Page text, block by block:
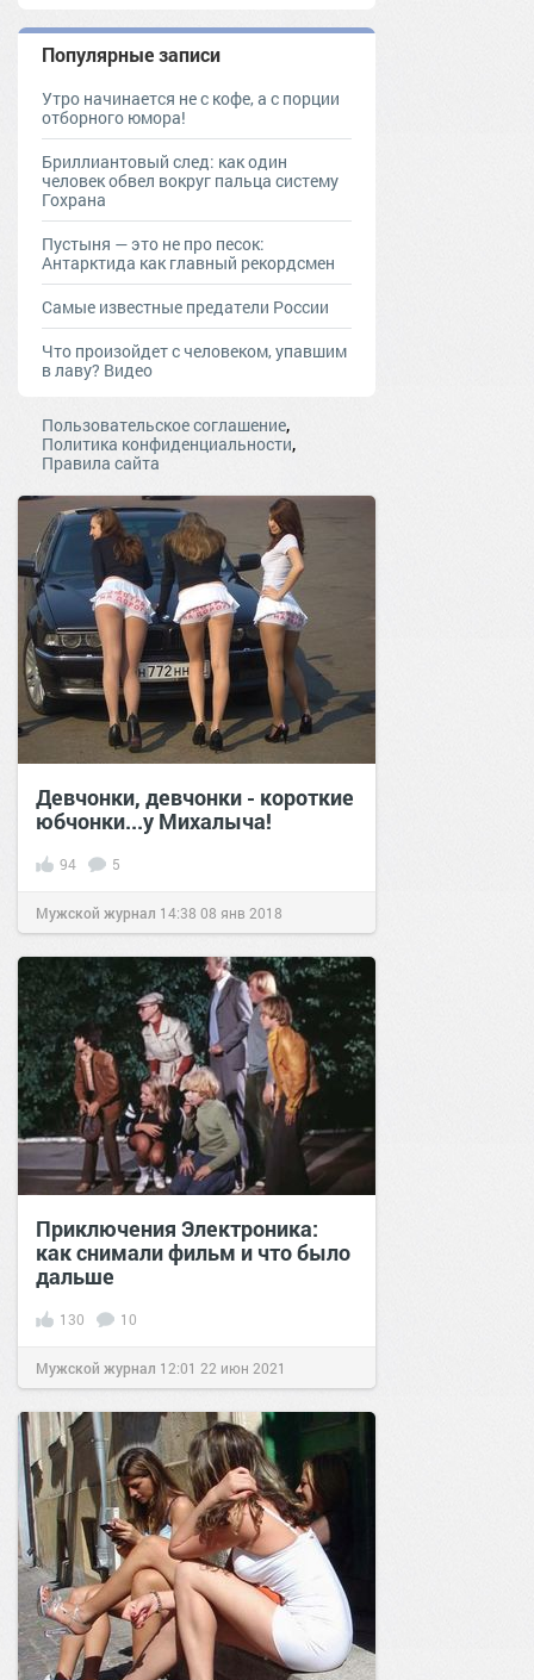
Популярные записи
Утро начинается не с кофе, а с порции
отборного юмора!
Бриллиантовый след: как один
человек обвел вокруг пальца систему
Гохрана
Пустыня — это не про песок:
Антарктида как главный рекордсмен
Самые известные предатели России
Что произойдет с человеком, упавшим
в лаву? Видео
Пользовательское соглашение,
Политика конфиденциальности,
Правила сайта
Девчонки, девчонки - короткие
юбчонки...у Михалыча!
94 5
Мужской журнал 14:38 08 янв 2018
Приключения Электроника:
как снимали фильм и что было
дальше
130 10
Мужской журнал 12:01 22 июн 2021